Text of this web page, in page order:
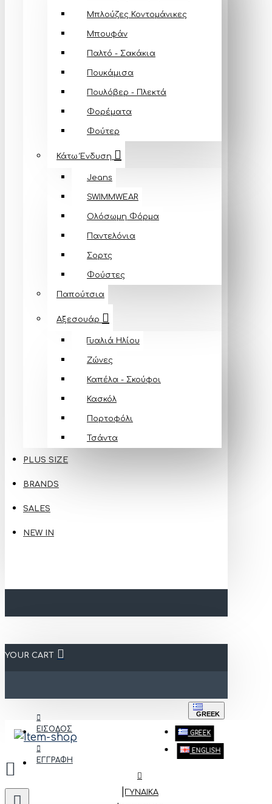
Μπλούζες Κοντομάνικες
Μπουφάν
Παλτό - Σακάκια
Πουκάμισα
Πουλόβερ - Πλεκτά
Φορέματα
Φούτερ
Κάτω Ένδυση
Jeans
SWIMMWEAR
Ολόσωμη Φόρμα
Παντελόνια
Σορτς
Φούστες
Παπούτσια
Αξεσουάρ
Γυαλιά Ηλίου
Ζώνες
Καπέλα - Σκούφοι
Κασκόλ
Πορτοφόλι
Τσάντα
PLUS SIZE
BRANDS
SALES
NEW IN
YOUR CART
ΕΙΣΟΔΟΣ
ΕΓΓΡΑΦΗ
GREEK
GREEK
ENGLISH
ΓΥΝΑΙΚΑ